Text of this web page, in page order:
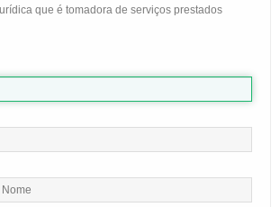
que é tomadora de serviços prestados